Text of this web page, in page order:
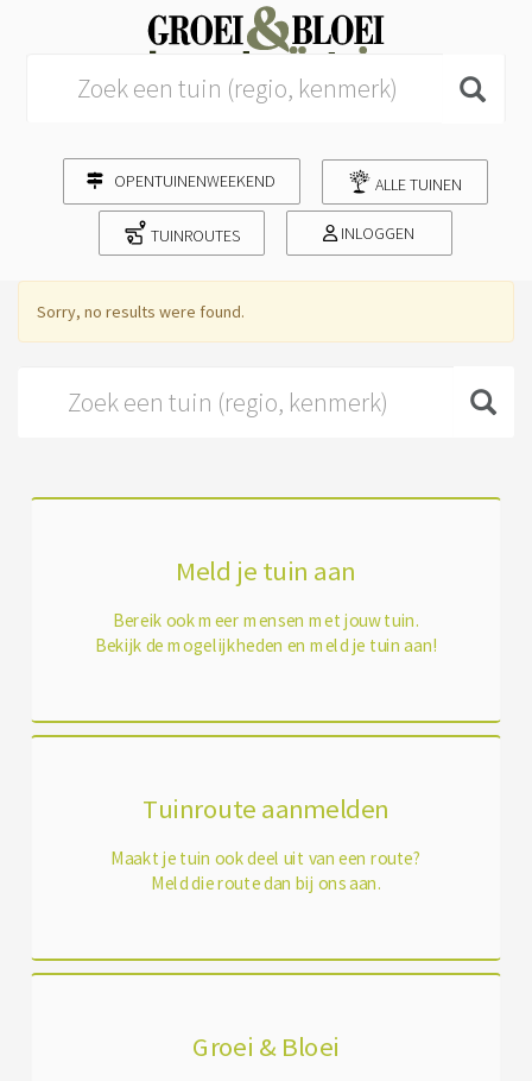
OPENTUINENWEEKEND ALLE TUINEN
TUINROUTES INLOGGEN
Sorry, no results were found.
Meld je tuin aan
Bereik ook meer mensen met jouw tuin.
Bekijk de mogelijkheden en meld je tuin aan!
Tuinroute aanmelden
Maakt je tuin ook deel uit van een route?
Meld die route dan bij ons aan.
Groei & Bloei